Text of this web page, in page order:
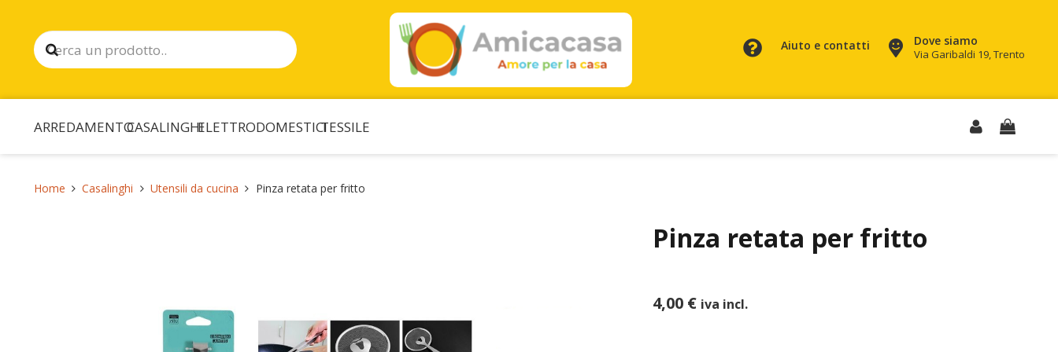
Aiuto e contatti Dove siamo
Via Garibaldi 19, Trento
ARREDAMENTOCASALINGHIELETTRODOMESTICITESSILE
Home Casalinghi Utensili da cucina Pinza retata per fritto
Pinza retata per fritto
4,00 € iva incl.